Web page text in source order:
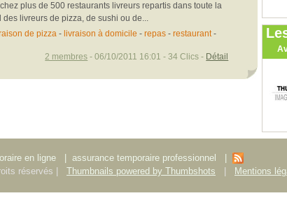
plus de 500 restaurants livreurs repartis dans toute la
livreurs de pizza, de sushi ou de...
de pizza - livraison à domicile - repas- restaurant-
2 membres - 06/10/2011 16:01 - 34 Clics - Détail
en ligne assurance temporaire professionnel
réservés |
Thumbnails powered by Thumbshots Mentions